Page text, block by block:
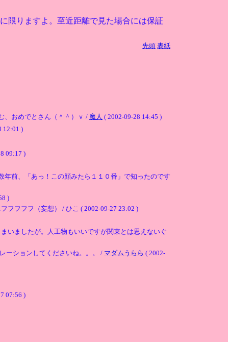
限りますよ。至近距離で見た場合には保証
先頭 表紙
おめでとさん（＾＾）ｖ / 魔人 ( 2002-09-28 14:45 )
12:01 )
09:17 )
前、「あっ！この顔みたら１１０番」で知ったのです
)
フフフフ（妄想） / ひこ ( 2002-09-27 23:02 )
いましたが。人工物もいいですが関東とは思えないぐ
ーションしてくださいね。。。 / マダムうらら ( 2002-
07:56 )